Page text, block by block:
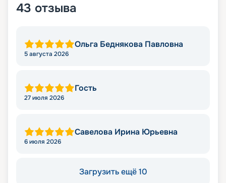
43 отзыва
Ольга Беднякова Павловна
5 августа 2026
Гость
27 июля 2026
Савелова Ирина Юрьевна
6 июля 2026
Загрузить ещё 10